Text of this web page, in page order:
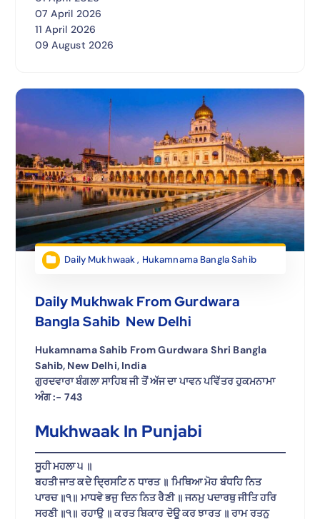
07 April 2026
11 April 2026
09 August 2026
Daily Mukhwaak, Hukamnama Bangla Sahib
Daily Mukhwak From Gurdwara
Bangla Sahib New Delhi
Hukamnama Sahib From Gurdwara Shri Bangla
Sahib, New Delhi, India
ਗੁਰਦਵਾਰਾ ਬੰਗਲਾ ਸਾਹਿਬ ਜੀ ਤੋਂ ਅੱਜ ਦਾ ਪਾਵਨ ਪਵਿੱਤਰ ਹੁਕਮਨਾਮਾ
ਅੰਗ :- 743
Mukhwaak In Punjabi
ਸੂਹੀ ਮਹਲਾ ੫ ॥
ਬਹਤੀ ਜਾਤ ਕਦੇ ਦ੍ਰਿਸਟਿ ਨ ਧਾਰਤ ॥ ਮਿਥਿਆ ਮੋਹ ਬੰਧਹਿ ਨਿਤ
ਪਾਰਚ ॥੧॥ ਮਾਧਵੇ ਭਜੁ ਦਿਨ ਨਿਤ ਰੈਣੀ ॥ ਜਨਮੁ ਪਦਾਰਥੁ ਜੀਤਿ ਹਰਿ
ਸਰਣੀ ॥੧॥ ਰਹਾਉ ॥ ਕਰਤ ਬਿਕਾਰ ਦੋਊ ਕਰ ਝਾਰਤ ॥ ਰਾਮ ਰਤਨੁ